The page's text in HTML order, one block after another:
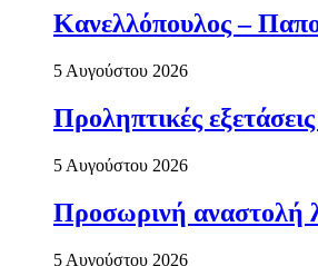
Κανελλόπουλος –
5 Αυγούστου 2026
Προληπτικές
5 Αυγούστου 2026
Προσωρινή αναστολή
5 Αυγούστου 2026